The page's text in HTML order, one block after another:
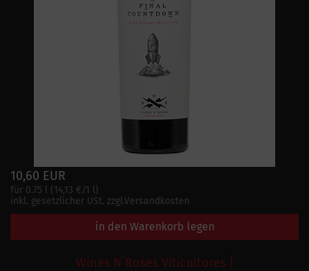
10,60 EUR
für 0.75 l (14,13 €/1 l)
inkl. gesetzlicher USt. zzgl.Versandkosten
in den Warenkorb legen
Wines N´Roses Viticultores |